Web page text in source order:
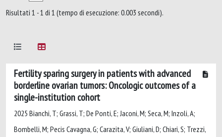
Risultati 1 - 1 di 1 (tempo di esecuzione: 0.003 secondi).
Fertility sparing surgery in patients with advanced
borderline ovarian tumors: Oncologic outcomes of a
single-institution cohort
2025 Bianchi, T; Grassi, T; De Ponti, E; Jaconi, M; Seca, M; Inzoli, A;
Bombelli, M; Pecis Cavagna, G; Carazita, V; Giuliani, D; Chiari, S; Trezzi,